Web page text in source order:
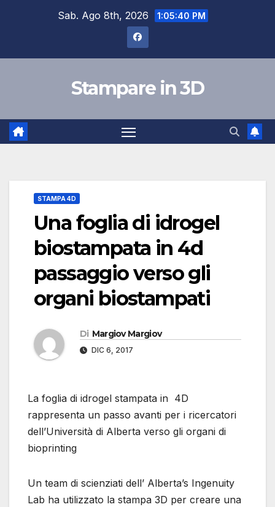
Sab. Ago 8th, 2026 1:05:41 PM
Stampare in 3D
STAMPA 4D
Una foglia di idrogel
biostampata in 4d
passaggio verso gli
organi biostampati
Di Margiov Margiov
DIC 6, 2017
La foglia di idrogel stampata in 4D
rappresenta un passo avanti per i ricercatori
dell’Università di Alberta verso gli organi di
bioprinting
Un team di scienziati dell’ Alberta’s Ingenuity
Lab ha utilizzato la stampa 3D per creare una